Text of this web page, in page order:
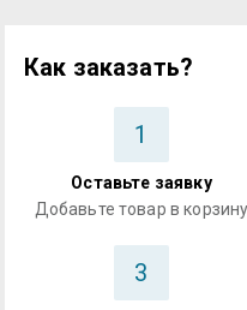
Как заказать?
1
Оставьте заявку
Добавьте товар в корзину
3